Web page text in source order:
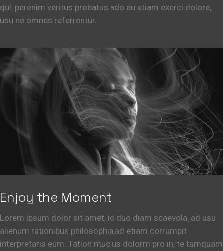
qui, perenim veritus probatus ado eu etiam exerci dolore,
usu ne omnes referrentur.
Enjoy the Moment
Lorem ipsum dolor sit amet, id duo diam scaevola, ad usu
alienum rationibus philosophia,ad etiam corrumpit
interpretaris eum. Tation mucius dolorm pro in, te tamquam